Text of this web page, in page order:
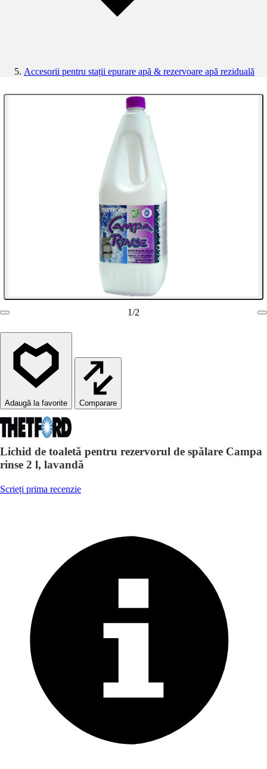
Accesorii pentru stații epurare apă & rezervoare apă reziduală
1/2
Comparare
Lichid de toaletă pentru rezervorul de spălare Campa
rinse 2 l, lavandă
Scrieți prima recenzie